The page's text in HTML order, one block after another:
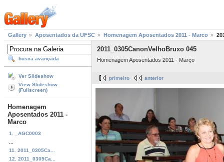
Gallery Aposentados da UFSC Homenagem Aposentados 2011 - Marco
busca avançada
Ver Slideshow
View Slideshow
(Fullscreen)
Homenagem
Aposentados 2011 -
Marco
1. _AGC0003
11. 2011_0305Ca...
12. 2011_0305Ca...
2011_0305CanonVelhoBruxo 045
Homenagem Aposentados 2011 - Março
primeiro anterior